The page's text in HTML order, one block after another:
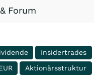
Forum
Insidertrades
Aktionärsstruktur